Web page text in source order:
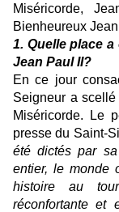
Miséricorde,
Bienheureux
1. Quelle place
Jean Paul II?
En ce jour
Seigneur a
Miséricorde. Le
presse du Saint-
été dictés par
entier, le monde
histoire au
réconfortante et